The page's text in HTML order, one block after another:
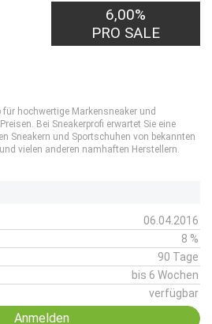
6,00%
PRO SALE
hochwertige Markensneaker und
Bei Sneakerprofi erwartet Sie eine
Sneakern und Sportschuhen von bekannten
vielen anderen namhaften Herstellern.
06.04.2016
8 %
90 Tage
bis 6 Wochen
verfügbar
Anmelden